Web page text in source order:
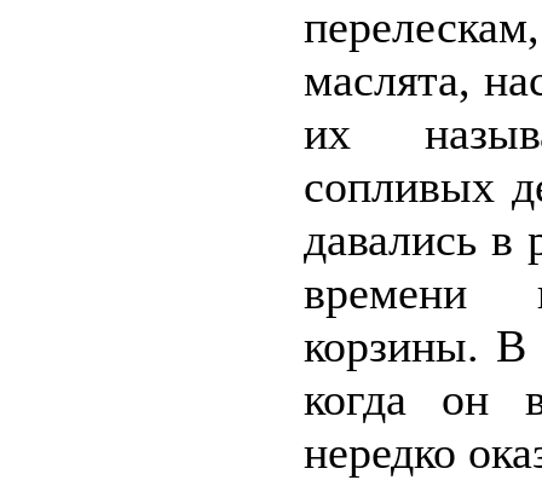
маслята,
их
сопливых
давались в
времени
корзины. В
когда он
нередко